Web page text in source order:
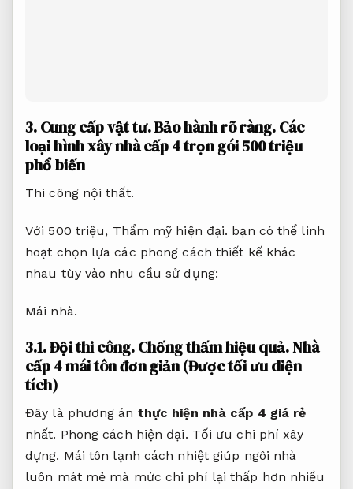
3.Cung cấp vật tư.Bảo hành rõ ràng.Các
loại hình xây nhà cấp 4 trọn gói 500 triệu
phổ biến
Thi công nội thất.
Với 500 triệu, Thẩm mỹ hiện đại. bạn có thể linh
hoạt chọn lựa các phong cách thiết kế khác
nhau tùy vào nhu cầu sử dụng:
Mái nhà.
3.1.Đội thi công.Chống thấm hiệu quả.Nhà
cấp 4 mái tôn đơn giản (Được tối ưu diện
tích)
Đây là phương án thực hiện nhà cấp 4 giá rẻ
nhất. Phong cách hiện đại. Tối ưu chi phí xây
dựng. Mái tôn lạnh cách nhiệt giúp ngôi nhà
luôn mát mẻ mà mức chi phí lại thấp hơn nhiều